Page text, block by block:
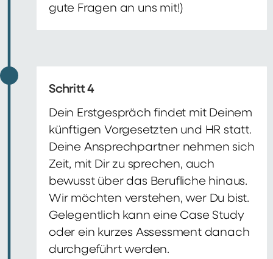
gute Fragen an uns mit!)
Schritt 4
Dein Erstgespräch findet mit Deinem
künftigen Vorgesetzten und HR statt.
Deine Ansprechpartner nehmen sich
Zeit, mit Dir zu sprechen, auch
bewusst über das Berufliche hinaus.
Wir möchten verstehen, wer Du bist.
Gelegentlich kann eine Case Study
oder ein kurzes Assessment danach
durchgeführt werden.